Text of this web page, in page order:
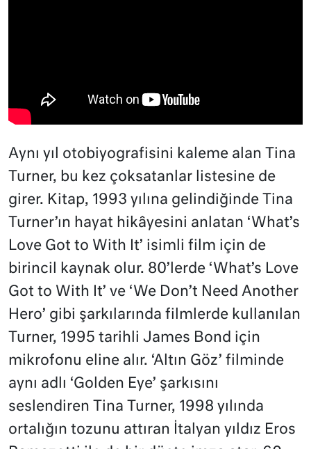
Aynı yıl otobiyografisini kaleme alan Tina
Turner, bu kez çoksatanlar listesine de
girer. Kitap, 1993 yılına gelindiğinde Tina
Turner’ın hayat hikâyesini anlatan ‘What’s
Love Got to With It’ isimli film için de
birincil kaynak olur. 80’lerde ‘What’s Love
Got to With It’ ve ‘We Don’t Need Another
Hero’ gibi şarkılarında filmlerde kullanılan
Turner, 1995 tarihli James Bond için
mikrofonu eline alır. ‘Altın Göz’ filminde
aynı adlı ‘Golden Eye’ şarkısını
seslendiren Tina Turner, 1998 yılında
ortalığın tozunu attıran İtalyan yıldız Eros